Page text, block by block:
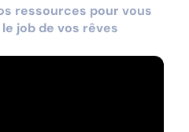
ressources pour vous
job de vos rêves